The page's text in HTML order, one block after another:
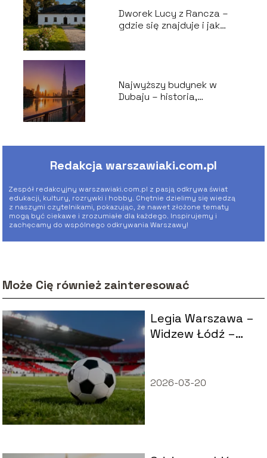
Dworek Lucy z Rancza –
gdzie się znajduje i jak
Najwyższy budynek w
Dubaju – historia,
Redakcja warszawiaki.com.pl
Zespół redakcyjny warszawiaki.com.pl z pasją odkrywa świat
edukacji, kultury, rozrywki i hobby. Chętnie dzielimy się wiedzą
z naszymi czytelnikami, pokazując, że nawet złożone tematy
mogą być ciekawe i zrozumiałe dla każdego. Inspirujemy i
zachęcamy do wspólnego odkrywania Warszawy!
Może Cię również zainteresować
Legia Warszawa –
Widzew Łódź –
2026-03-20